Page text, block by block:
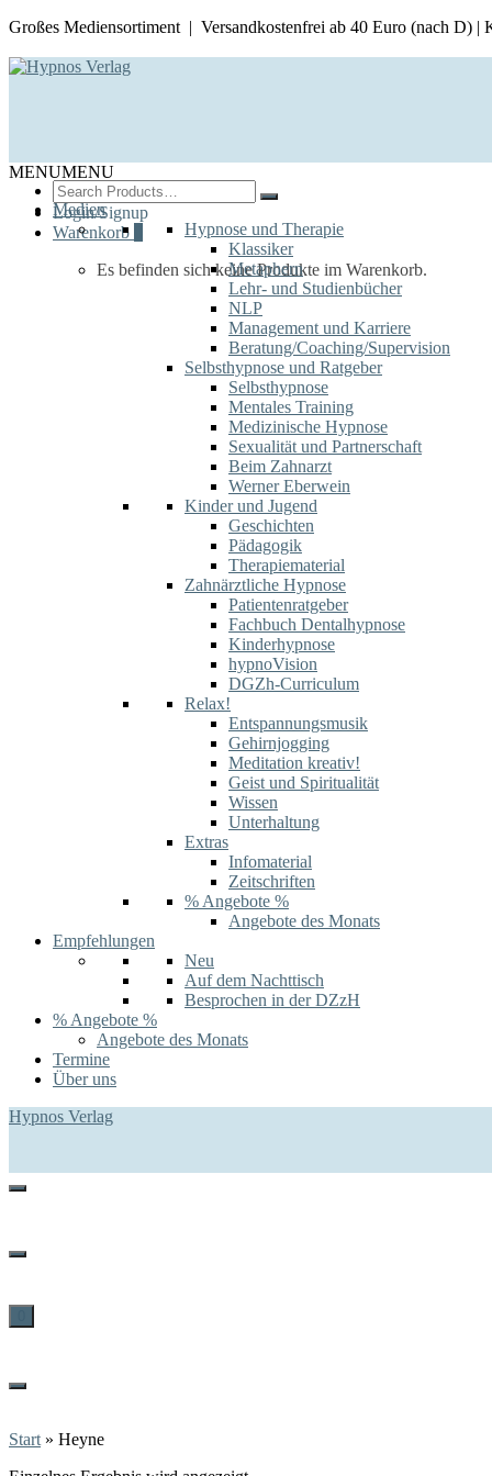
Großes Mediensortiment | Versandkostenfrei ab 40 Euro (nach D) |
Search
for:
Login/Signup
Warenkorb
Es befinden sich keine Produkte im Warenkorb.
MENUMENU
Medien
Hypnose und Therapie
Klassiker
Metaphern
Lehr- und Studienbücher
NLP
Management und Karriere
Beratung/Coaching/Supervision
Selbsthypnose und Ratgeber
Selbsthypnose
Mentales Training
Medizinische Hypnose
Sexualität und Partnerschaft
Beim Zahnarzt
Werner Eberwein
Kinder und Jugend
Geschichten
Pädagogik
Therapiematerial
Zahnärztliche Hypnose
Patientenratgeber
Fachbuch Dentalhypnose
Kinderhypnose
hypnoVision
DGZh-Curriculum
Relax!
Entspannungsmusik
Gehirnjogging
Meditation kreativ!
Geist und Spiritualität
Wissen
Unterhaltung
Extras
Infomaterial
Zeitschriften
% Angebote %
Angebote des Monats
Empfehlungen
Neu
Auf dem Nachttisch
Besprochen in der DZzH
% Angebote %
Angebote des Monats
Termine
Über uns
Hypnos Verlag
Start » Heyne